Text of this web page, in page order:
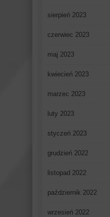
sierpień 2023
czerwiec 2023
maj 2023
kwiecień 2023
marzec 2023
luty 2023
styczeń 2023
grudzień 2022
listopad 2022
październik 2022
wrzesień 2022